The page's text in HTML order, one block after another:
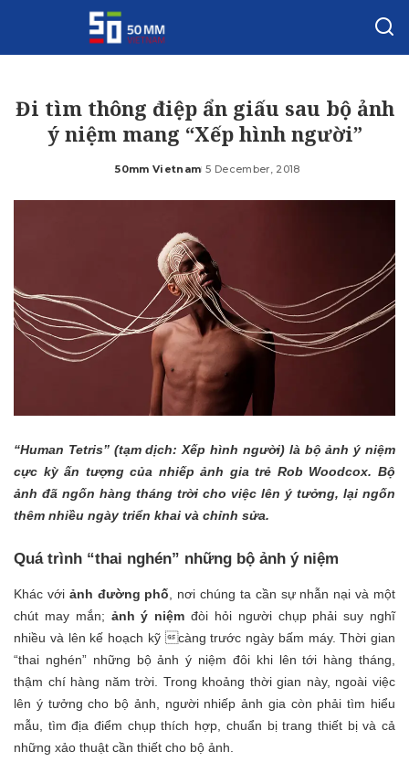
Đi tìm thông điệp ẩn giấu sau bộ ảnh
ý niệm mang “Xếp hình người”
Posted
50mm Vietnam 5 December, 2018
“Human Tetris” (tạm dịch: Xếp hình người) là bộ ảnh ý niệm
cực kỳ ấn tượng của nhiếp ảnh gia trẻ Rob Woodcox. Bộ
ảnh đã ngốn hàng tháng trời cho việc lên ý tưởng, lại ngốn
thêm nhiều ngày triển khai và chỉnh sửa.
Quá trình “thai nghén” những bộ ảnh ý niệm
Khác với ảnh đường phố , nơi chúng ta cần sự nhẫn nại và một
chút may mắn; ảnh ý niệm đòi hỏi người chụp phải suy nghĩ
nhiều và lên kế hoạch kỹ càng trước ngày bấm máy. Thời gian
“thai nghén” những bộ ảnh ý niệm đôi khi lên tới hàng tháng,
thậm chí hàng năm trời. Trong khoảng thời gian này, ngoài việc
lên ý tưởng cho bộ ảnh, người nhiếp ảnh gia còn phải tìm hiểu
mẫu, tìm địa điểm chụp thích hợp, chuẩn bị trang thiết bị và cả
những xảo thuật cần thiết cho bộ ảnh.